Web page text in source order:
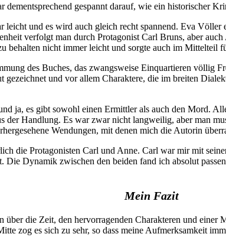
gespannt darauf, wie ein historischer
und es wird auch gleich recht spannend. Eva
verfolgt man durch Protagonist Carl Bruns, aber
behalten nicht immer leicht und sorgte auch im Mittelteil
des Buches, das zwangsweise Einquartieren völlig
und vor allem Charaktere, die im breiten
ja, es gibt sowohl einen Ermittler als auch den Mord.
Handlung. Es war zwar nicht langweilig, aber man
Wendungen, mit denen mich die Autorin
die Protagonisten Carl und Anne. Carl war mir mit
Dynamik zwischen den beiden fand ich absolut
Mein Fazit
die Zeit, den hervorragenden Charakteren und
zog es sich zu sehr, so dass meine Aufmerksamkeit